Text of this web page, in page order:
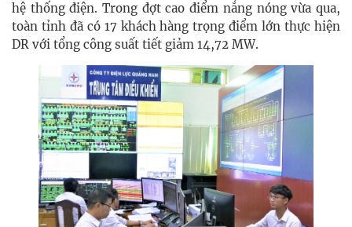
hệ thống điện. Trong đợt cao điểm nắng nóng vừa qua,
toàn tỉnh đã có 17 khách hàng trọng điểm lớn thực hiện
DR với tổng công suất tiết giảm 14,72 MW.